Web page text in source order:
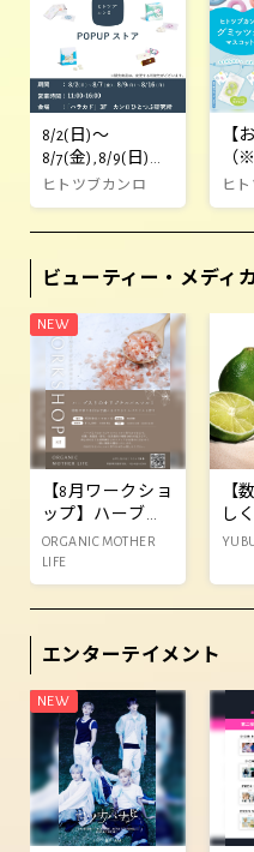
8/2(日)～
8/7(金),8/9(日)～
8/16(日) ハラカド
ヒトツブカンロ
【
（
研
ト
ヒ
ビューティー・メディ
【8月ワークショ
ップ】ハーブ入
りのオリジナル
バスソルト作り
ORGANIC MOTHER
LIFE
【
し
ト
今
中
エンターテイメント